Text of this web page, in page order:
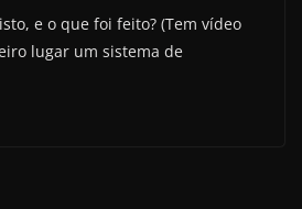
e o que foi feito? (Tem vídeo
lugar um sistema de